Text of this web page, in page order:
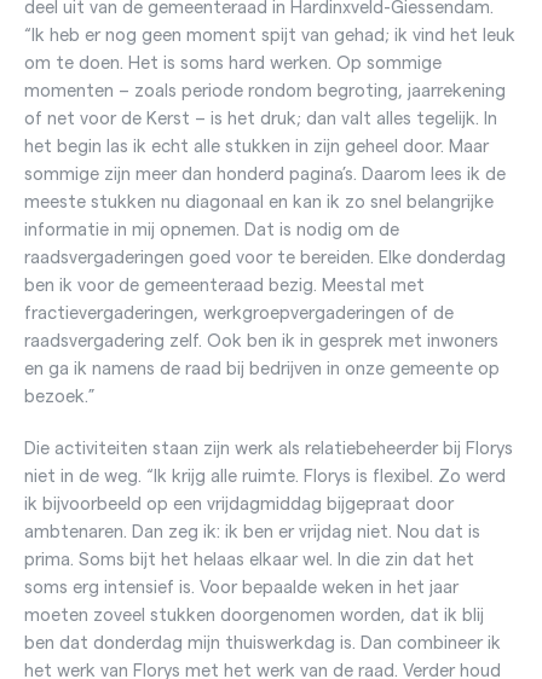
deel uit van de gemeenteraad in Hardinxveld-Giessendam.
“Ik heb er nog geen moment spijt van gehad; ik vind het leuk
om te doen. Het is soms hard werken. Op sommige
momenten – zoals periode rondom begroting, jaarrekening
of net voor de Kerst – is het druk; dan valt alles tegelijk. In
het begin las ik echt alle stukken in zijn geheel door. Maar
sommige zijn meer dan honderd pagina’s. Daarom lees ik de
meeste stukken nu diagonaal en kan ik zo snel belangrijke
informatie in mij opnemen. Dat is nodig om de
raadsvergaderingen goed voor te bereiden. Elke donderdag
ben ik voor de gemeenteraad bezig. Meestal met
fractievergaderingen, werkgroepvergaderingen of de
raadsvergadering zelf. Ook ben ik in gesprek met inwoners
en ga ik namens de raad bij bedrijven in onze gemeente op
bezoek.”
Die activiteiten staan zijn werk als relatiebeheerder bij Florys
niet in de weg. “Ik krijg alle ruimte. Florys is flexibel. Zo werd
ik bijvoorbeeld op een vrijdagmiddag bijgepraat door
ambtenaren. Dan zeg ik: ik ben er vrijdag niet. Nou dat is
prima. Soms bijt het helaas elkaar wel. In die zin dat het
soms erg intensief is. Voor bepaalde weken in het jaar
moeten zoveel stukken doorgenomen worden, dat ik blij
ben dat donderdag mijn thuiswerkdag is. Dan combineer ik
het werk van Florys met het werk van de raad. Verder houd